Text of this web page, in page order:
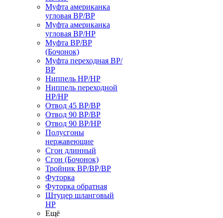
Муфта американка
угловая ВР/ВР
Муфта американка
угловая ВР/НР
Муфта ВР/ВР
(Бочонок)
Муфта переходная ВР/
ВР
Ниппель НР/НР
Ниппель переходной
НР/НР
Отвод 45 ВР/ВР
Отвод 90 ВР/ВР
Отвод 90 ВР/НР
Полусгоны
нержавеющие
Сгон длинный
Сгон (Бочонок)
Тройник ВР/ВР/ВР
Футорка
Футорка обратная
Штуцер шланговый
НР
Ещё